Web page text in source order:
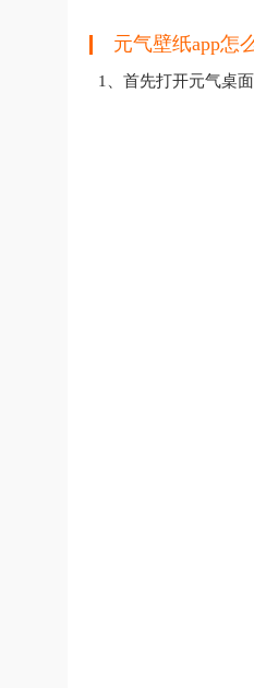
元气壁纸app怎
1、首先打开元气桌